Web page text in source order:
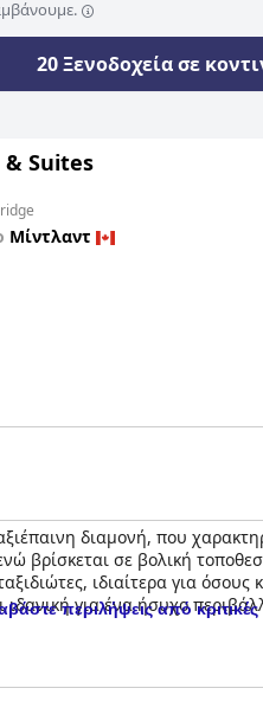
20 Ξενοδοχεία σε
Suites
Μίντλαντ
διαμονή, που
βρίσκεται σε βολική
ιδιαίτερα για
για ένα ήσυχο
δωμάτια που είναι καλά
άνετα, προάγοντας έναν
περιλήψεις από κριτικές